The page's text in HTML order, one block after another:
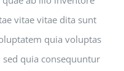
vitae vitae dita sunt
quia voluptas
quia consequuntur